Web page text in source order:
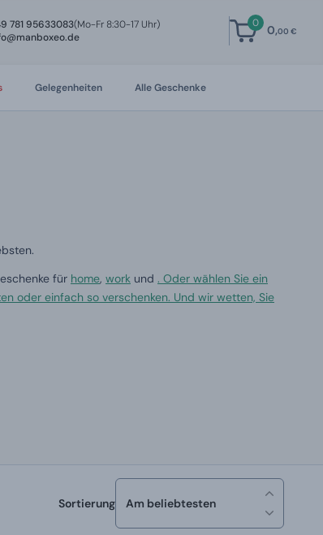
781 95633083(Mo-Fr 8:30-17 Uhr)
0 0,00 €
Gelegenheiten Alle Geschenke
für home, work und . Oder wählen Sie ein
oder einfach so verschenken. Und wir wetten, Sie
Sortierung Am beliebtesten